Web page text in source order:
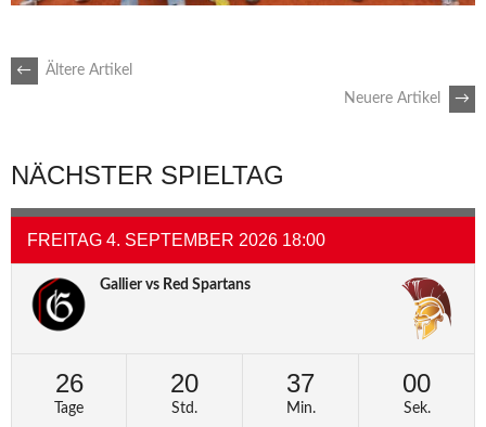
BEITRAGSNAVIGATION
←
Ältere Artikel
Neuere Artikel
→
NÄCHSTER SPIELTAG
FREITAG 4. SEPTEMBER 2026 18:00
Gallier vs Red Spartans
26
Tage
20
Std.
37
Min.
00
Sek.